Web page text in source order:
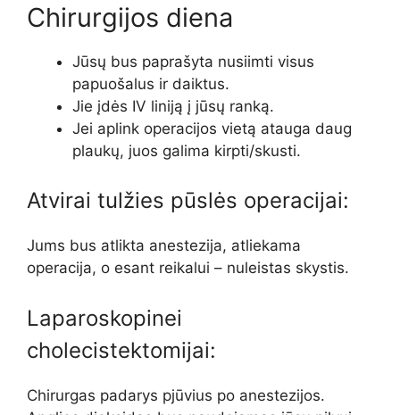
Chirurgijos diena
Jūsų bus paprašyta nusiimti visus
papuošalus ir daiktus.
Jie įdės IV liniją į jūsų ranką.
Jei aplink operacijos vietą atauga daug
plaukų, juos galima kirpti/skusti.
Atvirai tulžies pūslės operacijai:
Jums bus atlikta anestezija, atliekama
operacija, o esant reikalui – nuleistas skystis.
Laparoskopinei
cholecistektomijai:
Chirurgas padarys pjūvius po anestezijos.